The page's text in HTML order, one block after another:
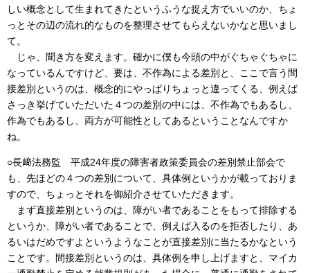
しい概念として生まれてきたというふうな捉え方でいいのか、ちょ
っとその辺の流れ的なものを整理させてもらえないかなと思いまし
て。
じゃ、聞き方を変えます。確かに僕も今頭の中がぐちゃぐちゃに
なっているんですけど、要は、不作為による差別と、ここで言う間
接差別というのは、概念的にやっぱりちょっと違ってくる、例えば
さっき挙げていただいた４つの差別の中には、不作為でもあるし、
作為でもあるし、両方が可能性としてあるということなんですか
ね。
○長﨑法務監 平成24年度の障害者政策委員会の差別禁止部会で
も、先ほどの４つの差別について、具体例というかが載っておりま
すので、ちょっとそれを御紹介させていただきます。
まず直接差別というのは、障がい者であることをもって排除する
というか、障がい者であることで、例えば入るのを拒否したり、あ
るいはだめですよというようなことが直接差別に当たるかなという
ことです。間接差別というのは、具体例を申し上げますと、マイカ